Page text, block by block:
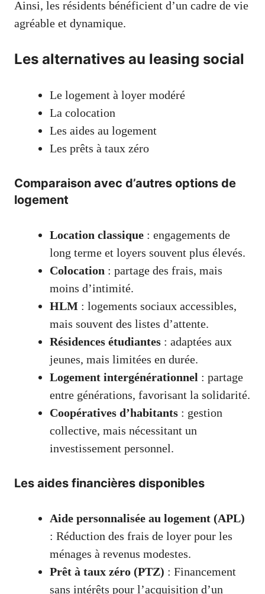
Ainsi, les résidents bénéficient d’un cadre de vie
agréable et dynamique.
Les alternatives au leasing social
Le logement à loyer modéré
La colocation
Les aides au logement
Les prêts à taux zéro
Comparaison avec d’autres options de
logement
Location classique : engagements de
long terme et loyers souvent plus élevés.
Colocation : partage des frais, mais
moins d’intimité.
HLM : logements sociaux accessibles,
mais souvent des listes d’attente.
Résidences étudiantes : adaptées aux
jeunes, mais limitées en durée.
Logement intergénérationnel : partage
entre générations, favorisant la solidarité.
Coopératives d’habitants : gestion
collective, mais nécessitant un
investissement personnel.
Les aides financières disponibles
Aide personnalisée au logement (APL)
: Réduction des frais de loyer pour les
ménages à revenus modestes.
Prêt à taux zéro (PTZ) : Financement
sans intérêts pour l’acquisition d’un